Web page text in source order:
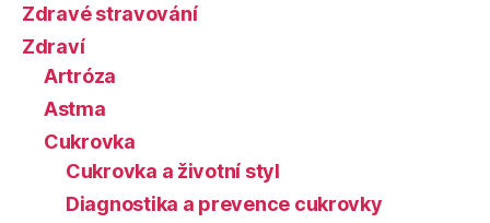
Zdravé stravování
Zdraví
Artróza
Astma
Cukrovka
Cukrovka a životní styl
Diagnostika a prevence cukrovky